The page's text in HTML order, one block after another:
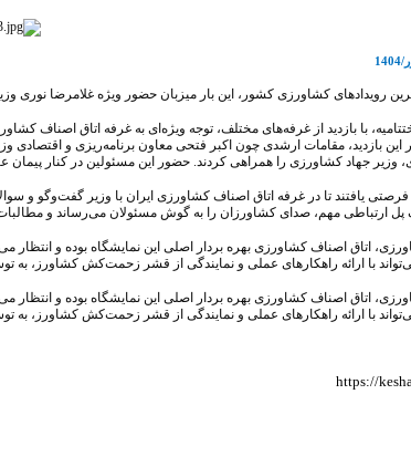
رویدادهای کشاورزی کشور، این بار میزبان حضور ویژه غلامرضا نوری
با بازدید از غرفه‌های مختلف، توجه ویژه‌ای به غرفه اتاق اصناف
بازدید، مقامات ارشدی چون اکبر فتحی معاون برنامه‌ریزی و اقتصادی
جهاد کشاورزی را همراهی کردند. حضور این مسئولین در کنار
یافتند تا در غرفه اتاق اصناف کشاورزی ایران با وزیر گفت‌وگو
پل ارتباطی مهم، صدای کشاورزان را به گوش مسئولان می‌رساند و
اتاق اصناف کشاورزی بهره بردار اصلی این نمایشگاه بوده و
با ارائه راهکارهای عملی و نمایندگی از قشر زحمت‌کش کشاورز، به
اتاق اصناف کشاورزی بهره بردار اصلی این نمایشگاه بوده و
با ارائه راهکارهای عملی و نمایندگی از قشر زحمت‌کش کشاورز، به
https://